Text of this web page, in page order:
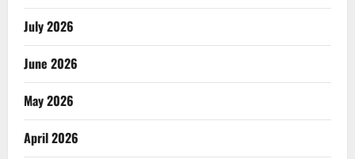
July 2026
June 2026
May 2026
April 2026